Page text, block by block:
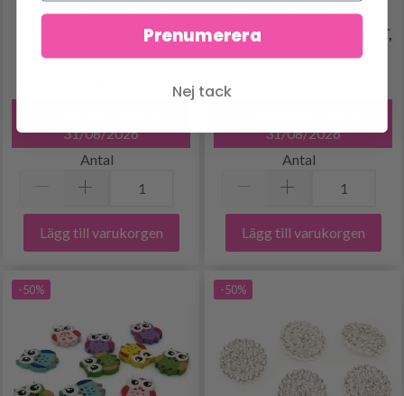
RHINSTENSKNAPPAR,
VITA, 11 MM, 5
STYCKEN
44.95 SEK
31/08/2026
Antal
Lägg till varukorgen
RHINSTENKNAPPAR,
VIT/SILVER, 13 MM, 5 ST,
B
22.50 SEK
31/08/2026
Antal
Lägg till varukorgen
-50% -50%
Prenumerera
Nej tack